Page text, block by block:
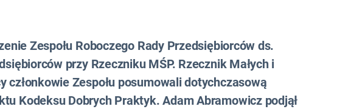
Zespołu Roboczego Rady Przedsiębiorców ds.
przy Rzeczniku MŚP. Rzecznik Małych i
Zespołu posumowali dotychczasową
Kodeksu Dobrych Praktyk. Adam Abramowicz podjął